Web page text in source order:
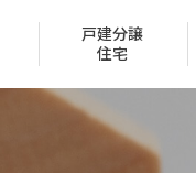
戸建分譲
住宅